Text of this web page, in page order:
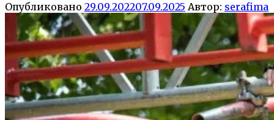
Опубликовано 29.09.202207.09.2025 Автор: serafima